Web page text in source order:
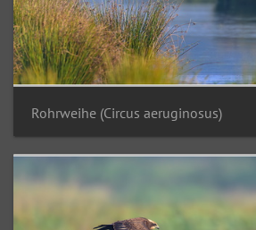
Rohrweihe (Circus aeruginosus)